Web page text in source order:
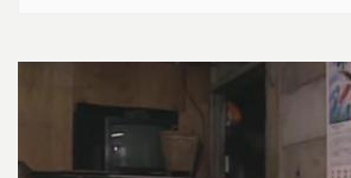
有築夢的勇氣。